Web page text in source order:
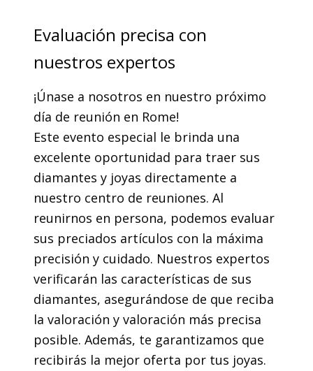
Evaluación precisa con
nuestros expertos
¡Únase a nosotros en nuestro próximo
día de reunión en Rome!
Este evento especial le brinda una
excelente oportunidad para traer sus
diamantes y joyas directamente a
nuestro centro de reuniones. Al
reunirnos en persona, podemos evaluar
sus preciados artículos con la máxima
precisión y cuidado. Nuestros expertos
verificarán las características de sus
diamantes, asegurándose de que reciba
la valoración y valoración más precisa
posible. Además, te garantizamos que
recibirás la mejor oferta por tus joyas.